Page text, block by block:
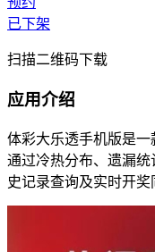
已下架
扫描二维码下载
应用介绍
体彩大乐透手机版是
通过冷热分布、遗漏
史记录查询及实时开